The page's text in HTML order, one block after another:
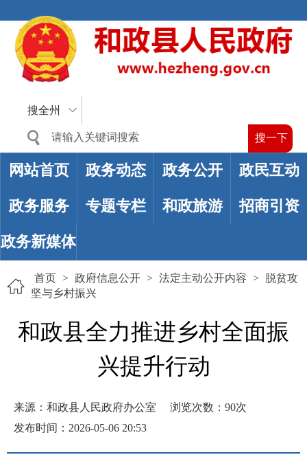
搜全州
网站首页 政务动态 政务公开 政民互动
政务服务 专题专栏 和政旅游 招商引资
政务新媒体
首页 > 政府信息公开 > 法定主动公开内容 >
脱贫攻
坚与乡村振兴
和政县全力推进乡村全面振
兴提升行动
来源：和政县人民政府办公室 浏览次数： 90次
发布时间：2026-05-06 20:53